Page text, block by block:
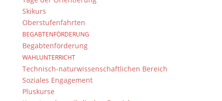
Skikurs
Oberstufenfahrten
BEGABTENFÖRDERUNG
Begabtenförderung
WAHLUNTERRICHT
Technisch-naturwissenschaftlichen Bereich
Soziales Engagement
Pluskurse
Newsarchiv
Newsarchiv